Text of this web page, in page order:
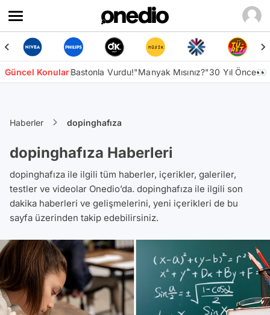
Güncel KonularBastonla Vurdu!"Manyak Mısınız?"30 Yıl Önce👀
Haberler dopinghafıza
dopinghafıza Haberleri
dopinghafıza ile ilgili tüm haberler, içerikler, galeriler,
testler ve videolar Onedio’da. dopinghafıza ile ilgili son
dakika haberleri ve gelişmelerini, yeni içerikleri de bu
sayfa üzerinden takip edebilirsiniz.